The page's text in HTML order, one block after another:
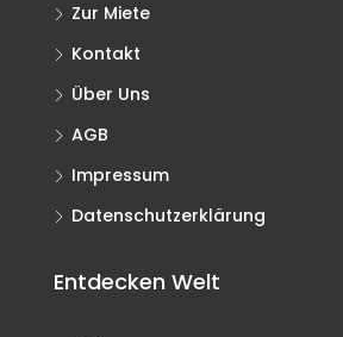
Zur Miete
Kontakt
Über Uns
AGB
Impressum
Datenschutzerklärung
Entdecken Welt